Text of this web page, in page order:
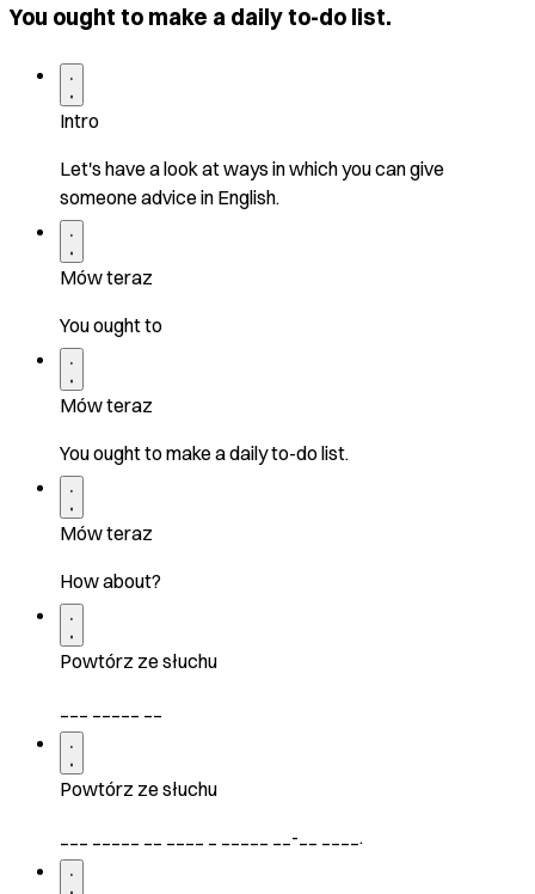
You ought to make a daily to-do list.
Intro
Let's have a look at ways in which you can give
someone advice in English.
Mów teraz
You ought to
Mów teraz
You ought to make a daily to-do list.
Mów teraz
How about?
Powtórz ze słuchu
Powtórz ze słuchu
___ _____ __ ____ _ _____ __-__ ____.